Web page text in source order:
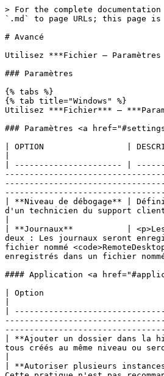
> For the complete documentation index, see [llms.txt](https://docs.devolutions.net/llms.txt). Markdown versions of documentation pages are available by appending `.md` to page URLs; this page is available as [Markdown](https://docs.devolutions.net/rdm/fr/ribbon-menu-bar/file/settings/advanced.md).

# Avancé

Utilisez ***Fichier – Paramètres – Avancé*** pour contrôler le comportement de l'application en ce qui concerne les paramètres de niveau inférieur.

### Paramètres

{% tabs %}
{% tab title="Windows" %}
Utilisez ***Fichier*** – ***Paramètres*** – ***Avancé*** pour contrôler le comportement de l'application en ce qui concerne les paramètres de niveau inférieur.

### Paramètres <a href="#settings" id="settings"></a>

| OPTION                 | DESCRIPTION                                                                                                                                                                                                                                                                                                                                                                                                                                                                                                                                                                                                                                |
| ---------------------- |